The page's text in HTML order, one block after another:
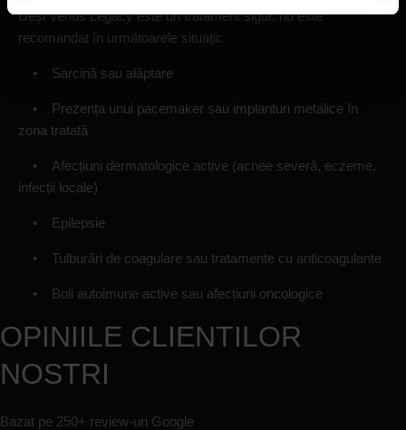
Deși Venus Legacy este un tratament sigur, nu este
recomandat în următoarele situații:
• Sarcină sau alăptare
• Prezența unui pacemaker sau implanturi metalice în
zona tratată
• Afecțiuni dermatologice active (acnee severă, eczeme,
infecții locale)
• Epilepsie
• Tulburări de coagulare sau tratamente cu anticoagulante
• Boli autoimune active sau afecțiuni oncologice
OPINIILE CLIENTILOR
NOSTRI
Bazat pe 250+ review-uri Google